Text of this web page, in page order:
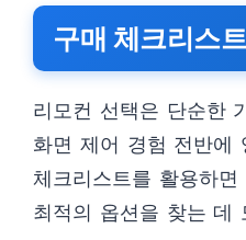
구매 체크리스
리모컨 선택은 단순한
화면 제어 경험 전반에
체크리스트를 활용하
최적의 옵션을 찾는 데